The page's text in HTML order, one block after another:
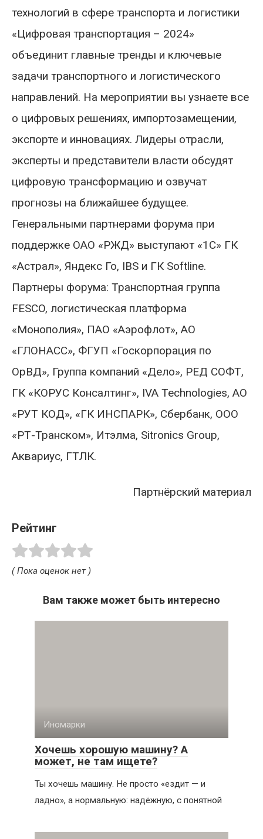
технологий в сфере транспорта и логистики
«Цифровая транспортация – 2024»
объединит главные тренды и ключевые
задачи транспортного и логистического
направлений. На мероприятии вы узнаете все
о цифровых решениях, импортозамещении,
экспорте и инновациях. Лидеры отрасли,
эксперты и представители власти обсудят
цифровую трансформацию и озвучат
прогнозы на ближайшее будущее.
Генеральными партнерами форума при
поддержке ОАО «РЖД» выступают «1С» ГК
«Астрал», Яндекс Го, IBS и ГК Softline.
Партнеры форума: Транспортная группа
FESCO, логистическая платформа
«Монополия», ПАО «Аэрофлот», АО
«ГЛОНАСС», ФГУП «Госкорпорация по
ОрВД», Группа компаний «Дело», РЕД СОФТ,
ГК «КОРУС Консалтинг», IVA Technologies, АО
«РУТ КОД», «ГК ИНСПАРК», Сбербанк, ООО
«РТ-Транском», Итэлма, Sitronics Group,
Аквариус, ГТЛК.
Партнёрский материал
Рейтинг
( Пока оценок нет )
Вам также может быть интересно
Иномарки
Хочешь хорошую машину? А
может, не там ищете?
Ты хочешь машину. Не просто «ездит — и
ладно», а нормальную: надёжную, с понятной